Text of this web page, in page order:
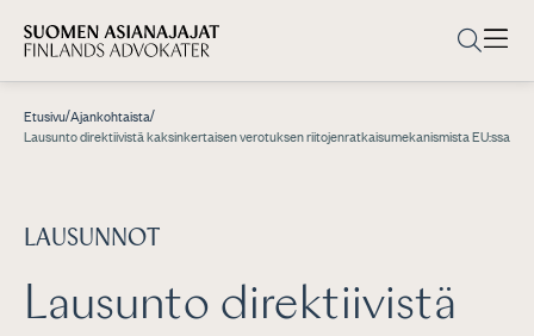
Etusivu/Ajankohtaista/
Lausunto direktiivistä kaksinkertaisen verotuksen riitojenratkaisumekanismista EU:ssa
LAUSUNNOT
Lausunto direktiivistä